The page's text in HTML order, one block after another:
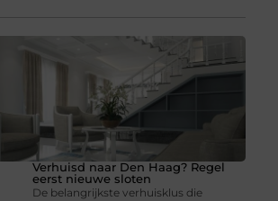
Verhuisd naar Den Haag? Regel
eerst nieuwe sloten
De belangrijkste verhuisklus die